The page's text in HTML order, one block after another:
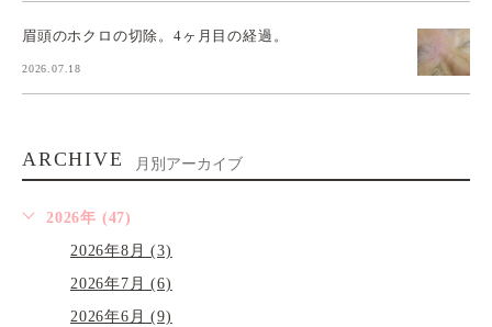
眉頭のホクロの切除。4ヶ月目の経過。
2026.07.18
ARCHIVE 月別アーカイブ
2026年 (47)
2026年8月 (3)
2026年7月 (6)
2026年6月 (9)